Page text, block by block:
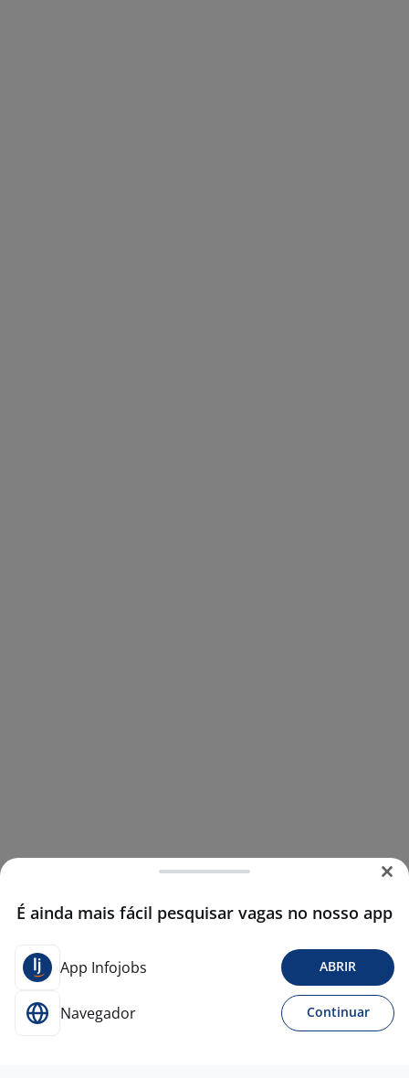
É ainda mais fácil pesquisar vagas no nosso app
App Infojobs ABRIR
Navegador Continuar